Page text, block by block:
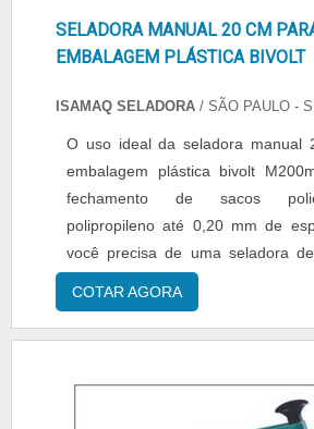
SELADORA MANUAL 20 CM
EMBALAGEM PLÁSTICA BIVOLT
ISAMAQ SELADORA / SÃO PAULO -
O uso ideal da seladora manual
embalagem plástica bivolt
fechamento de sacos
polipropileno até 0,20 mm de
você precisa de uma seladora de
certamente esta é a mais indicada.
a máquina de selagem se adapta
tempo de selagem! Informações gerais -
COTAR AGORA